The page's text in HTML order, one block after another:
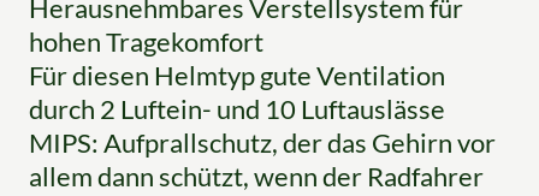
Herausnehmbares Verstellsystem für
hohen Tragekomfort
Für diesen Helmtyp gute Ventilation
durch 2 Luftein- und 10 Luftauslässe
MIPS: Aufprallschutz, der das Gehirn vor
allem dann schützt, wenn der Radfahrer